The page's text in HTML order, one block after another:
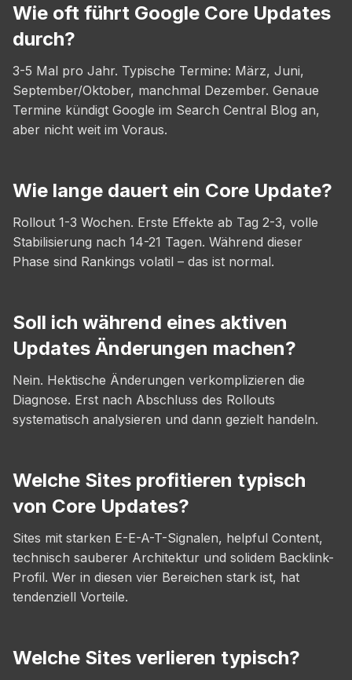
Wie oft führt Google Core Updates
durch?
3-5 Mal pro Jahr. Typische Termine: März, Juni,
September/Oktober, manchmal Dezember. Genaue
Termine kündigt Google im Search Central Blog an,
aber nicht weit im Voraus.
Wie lange dauert ein Core Update?
Rollout 1-3 Wochen. Erste Effekte ab Tag 2-3, volle
Stabilisierung nach 14-21 Tagen. Während dieser
Phase sind Rankings volatil – das ist normal.
Soll ich während eines aktiven
Updates Änderungen machen?
Nein. Hektische Änderungen verkomplizieren die
Diagnose. Erst nach Abschluss des Rollouts
systematisch analysieren und dann gezielt handeln.
Welche Sites profitieren typisch
von Core Updates?
Sites mit starken E-E-A-T-Signalen, helpful Content,
technisch sauberer Architektur und solidem Backlink-
Profil. Wer in diesen vier Bereichen stark ist, hat
tendenziell Vorteile.
Welche Sites verlieren typisch?